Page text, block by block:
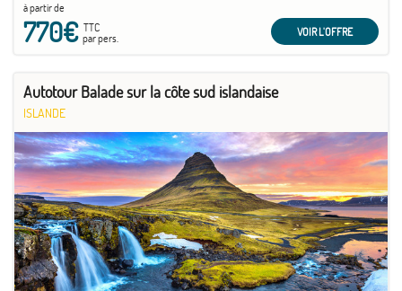
à partir de
770€TTC
par pers.
VOIR L'OFFRE
Autotour Balade sur la côte sud islandaise
ISLANDE